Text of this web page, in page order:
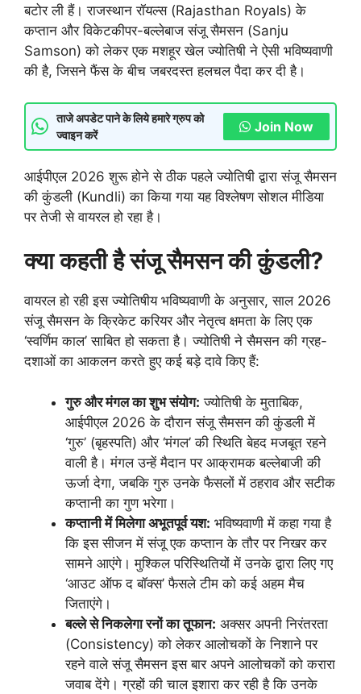
बटोर ली हैं। राजस्थान रॉयल्स (Rajasthan Royals) के
कप्तान और विकेटकीपर-बल्लेबाज संजू सैमसन (Sanju
Samson) को लेकर एक मशहूर खेल ज्योतिषी ने ऐसी भविष्यवाणी
की है, जिसने फैंस के बीच जबरदस्त हलचल पैदा कर दी है।
ताजे अपडेट पाने के लिये हमारे ग्रुप को
ज्वाइन करें
Join Now
आईपीएल 2026 शुरू होने से ठीक पहले ज्योतिषी द्वारा संजू सैमसन
की कुंडली (Kundli) का किया गया यह विश्लेषण सोशल मीडिया
पर तेजी से वायरल हो रहा है।
क्या कहती है संजू सैमसन की कुंडली?
वायरल हो रही इस ज्योतिषीय भविष्यवाणी के अनुसार, साल 2026
संजू सैमसन के क्रिकेट करियर और नेतृत्व क्षमता के लिए एक
‘स्वर्णिम काल’ साबित हो सकता है। ज्योतिषी ने सैमसन की ग्रह-
दशाओं का आकलन करते हुए कई बड़े दावे किए हैं:
गुरु और मंगल का शुभ संयोग: ज्योतिषी के मुताबिक,
आईपीएल 2026 के दौरान संजू सैमसन की कुंडली में
‘गुरु’ (बृहस्पति) और ‘मंगल’ की स्थिति बेहद मजबूत रहने
वाली है। मंगल उन्हें मैदान पर आक्रामक बल्लेबाजी की
ऊर्जा देगा, जबकि गुरु उनके फैसलों में ठहराव और सटीक
कप्तानी का गुण भरेगा।
कप्तानी में मिलेगा अभूतपूर्व यश: भविष्यवाणी में कहा गया है
कि इस सीजन में संजू एक कप्तान के तौर पर निखर कर
सामने आएंगे। मुश्किल परिस्थितियों में उनके द्वारा लिए गए
‘आउट ऑफ द बॉक्स’ फैसले टीम को कई अहम मैच
जिताएंगे।
बल्ले से निकलेगा रनों का तूफान: अक्सर अपनी निरंतरता
(Consistency) को लेकर आलोचकों के निशाने पर
रहने वाले संजू सैमसन इस बार अपने आलोचकों को करारा
जवाब देंगे। ग्रहों की चाल इशारा कर रही है कि उनके